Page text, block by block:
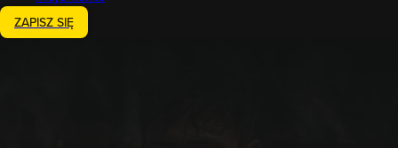
ZAPISZ SIĘ